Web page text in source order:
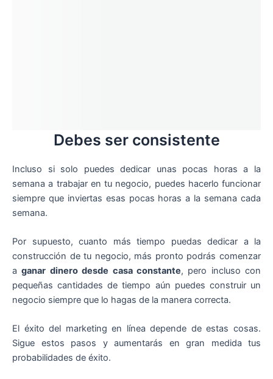
Debes ser consistente
Incluso si solo puedes dedicar unas pocas horas a la
semana a trabajar en tu negocio, puedes hacerlo funcionar
siempre que inviertas esas pocas horas a la semana cada
semana.
Por supuesto, cuanto más tiempo puedas dedicar a la
construcción de tu negocio, más pronto podrás comenzar
aganar dinero desde casa constante, pero incluso con
pequeñas cantidades de tiempo aún puedes construir un
negocio siempre que lo hagas de la manera correcta.
El éxito del marketing en línea depende de estas cosas.
Sigue estos pasos y aumentarás en gran medida tus
probabilidades de éxito.